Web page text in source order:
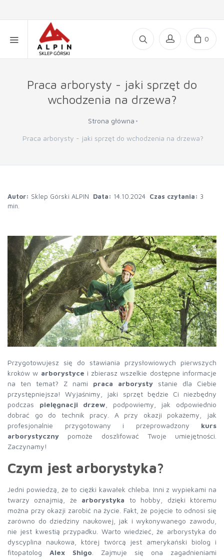
0
Praca arborysty - jaki sprzęt do
wchodzenia na drzewa?
Strona główna
Praca arborysty - jaki sprzęt do wchodzenia na drzewa?
Autor: Sklep Górski ALPIN Data: 14.10.2024 Czas czytania: 3
min.
Przygotowujesz się do stawiania przysłowiowych pierwszych
kroków w arborystyce i zbierasz wszelkie dostępne informacje
na ten temat? Z nami praca arborysty stanie dla Ciebie
przystępniejsza! Wyjaśnimy, jaki sprzęt będzie Ci niezbędny
podczas pielęgnacji drzew , podpowiemy, jak odpowiednio
dobrać go do technik pracy. A przy okazji pokażemy, jak
profesjonalnie przygotowany i przeprowadzony kurs
arborystyczny pomoże doszlifować Twoje umiejętności.
Zaczynamy!
Czym jest arborystyka?
Jedni powiedzą, że to ciężki kawałek chleba. Inni z wypiekami na
twarzy oznajmią, że arborystyka to hobby, dzięki któremu
można przy okazji zarobić na życie. Fakt, że pojęcie to odnosi się
zarówno do dziedziny naukowej, jak i wykonywanego zawodu,
nie jest kwestią przypadku. Warto wiedzieć, że arborystyka do
dyscyplina naukowa, której twórcą jest amerykański biolog i
fitopatolog Alex Shigo . Zajmuje się ona zagadnieniami